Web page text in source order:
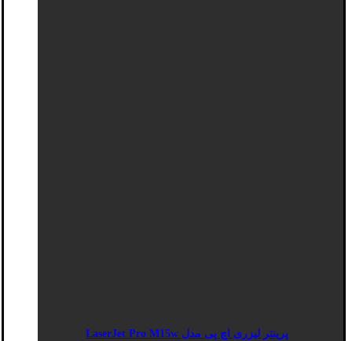
پرینتر لیزری اچ پی مدل LaserJet Pro M15w